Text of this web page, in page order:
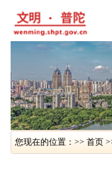
您现在的位置：>> 首页